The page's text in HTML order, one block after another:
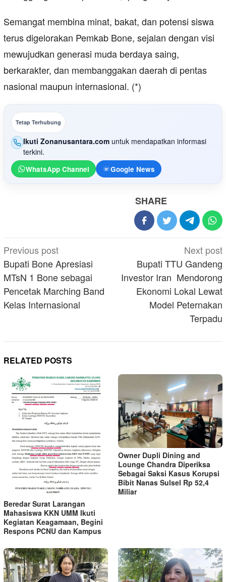
Semangat membina minat, bakat, dan potensi siswa
terus digelorakan Pemkab Bone, sejalan dengan visi
mewujudkan generasi muda berdaya saing,
berkarakter, dan membanggakan daerah di pentas
nasional maupun internasional. (*)
Tetap Terhubung
Ikuti Zonanusantara.com untuk mendapatkan informasi
terkini.
WhatsApp Channel Google News
SHARE
Post
navigation
Previous post
Bupati Bone Apresiasi
MTsN 1 Bone sebagai
Pencetak Marching Band
Kelas Internasional
Next post
Bupati TTU Gandeng
Investor Iran Mendorong
Ekonomi Lokal Lewat
Model Peternakan
Terpadu
RELATED POSTS
Beredar Surat Larangan
Mahasiswa KKN UMM Ikuti
Kegiatan Keagamaan, Begini
Respons PCNU dan Kampus
Owner Dupli Dining and
Lounge Chandra Diperiksa
Sebagai Saksi Kasus Korupsi
Bibit Nanas Sulsel Rp 52,4
Miliar